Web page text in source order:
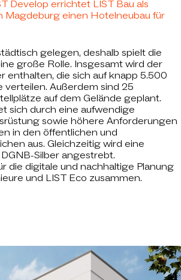
DAS IST LIST
KARRIERE
KONTAKT
Develop errichtet LIST Bau als
Magdeburg einen Hotelneubau für
gelegen, deshalb spielt die
große Rolle. Insgesamt wird der
enthalten, die sich auf knapp 5.500
verteilen. Außerdem sind 25
auf dem Gelände geplant.
sich durch eine aufwendige
sowie höhere Anforderungen
in den öffentlichen und
aus. Gleichzeitig wird eine
Silber angestrebt.
die digitale und nachhaltige Planung
und LIST Eco zusammen.